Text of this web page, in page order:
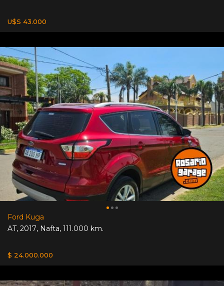
U$S 43.000
Ford Kuga
AT, 2017, Nafta, 111.000 km.
$ 24.000.000